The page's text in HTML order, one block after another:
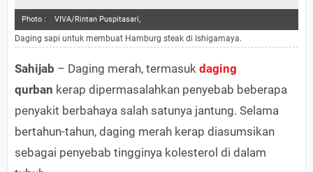
Photo : VIVA/Rintan Puspitasari,
Daging sapi untuk membuat Hamburg steak di Ishigamaya.
Sahijab – Daging merah, termasuk daging
qurban kerap dipermasalahkan penyebab beberapa
penyakit berbahaya salah satunya jantung. Selama
bertahun-tahun, daging merah kerap diasumsikan
sebagai penyebab tingginya kolesterol di dalam